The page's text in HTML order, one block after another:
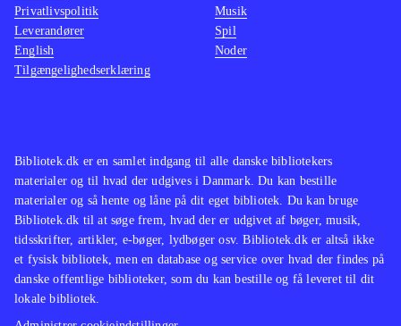
Bibliotek.dk er en samlet indgang til alle danske bibliotekers
materialer og til hvad der udgives i Danmark. Du kan bestille
materialer og så hente og låne på dit eget bibliotek. Du kan bruge
Bibliotek.dk til at søge frem, hvad der er udgivet af bøger, musik,
tidsskrifter, artikler, e-bøger, lydbøger osv. Bibliotek.dk er altså ikke
et fysisk bibliotek, men en database og service over hvad der findes på
danske offentlige biblioteker, som du kan bestille og få leveret til dit
lokale bibliotek.
Privatlivspolitik
Leverandører
English
Tilgængelighedserklæring
Musik
Spil
Noder